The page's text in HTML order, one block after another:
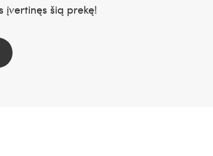
įvertinęs šią prekę!